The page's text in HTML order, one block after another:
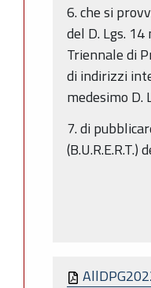
6. che si
del D. Lgs.
Triennale di
di indirizzi
medesimo D.
7. di